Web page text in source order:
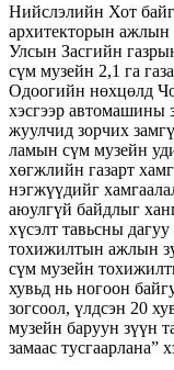
Нийслэлийн Хот
архитекторын
Улсын Засгийн
сүм музейн 2,1 га
Одоогийн нөхцөлд
хэсгээр автомашины
жуулчид зорчих
ламын сүм музейн
хөгжлийн газарт
нэгжүүдийг
аюулгүй байдлыг
хүсэлт тавьсны
тохижилтын ажлын
сүм музейн
хувьд нь ногоон
зогсоол, үлдсэн 20
музейн баруун зүүн
замаас тусгаарлана”